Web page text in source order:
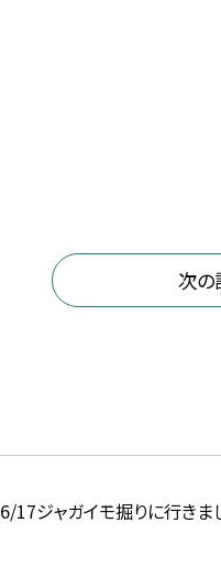
次の
6/17ジャガイモ掘りに行きま